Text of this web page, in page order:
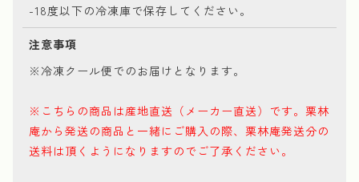
-18度以下の冷凍庫で保存してください。
注意事項
※冷凍クール便でのお届けとなります。
※こちらの商品は産地直送（メーカー直送）です。栗林
庵から発送の商品と一緒にご購入の際、栗林庵発送分の
送料は頂くようになりますのでご了承ください。